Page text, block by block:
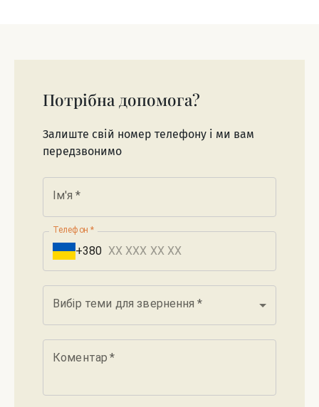
Потрібна допомога?
Залиште свій номер телефону і ми вам
передзвонимо
Ім'я *
Телефон *
+380
Вибір теми для звернення *
Коментар *